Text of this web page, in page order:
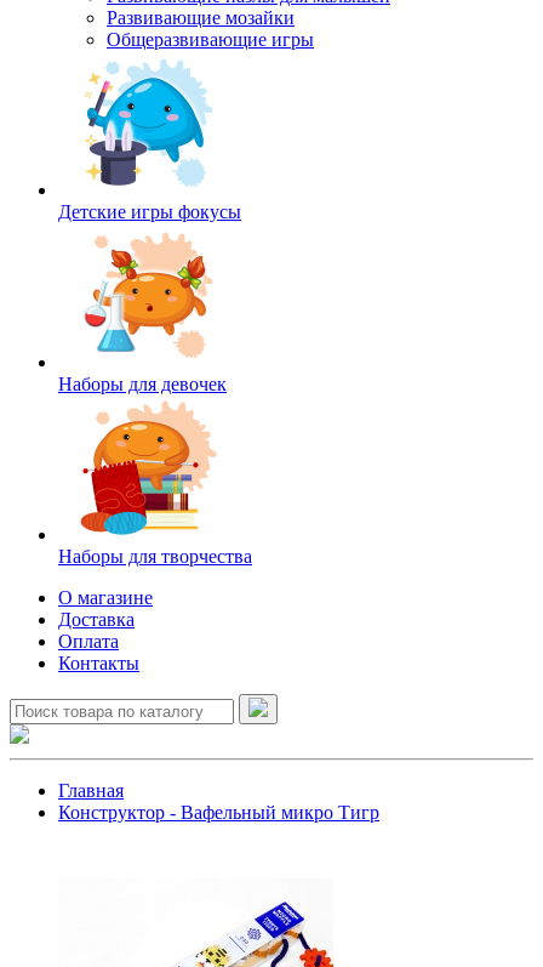
Развивающие мозайки
Общеразвивающие игры
Детские игры фокусы
Наборы для девочек
Наборы для творчества
О магазине
Доставка
Оплата
Контакты
Главная
Конструктор - Вафельный микро Тигр